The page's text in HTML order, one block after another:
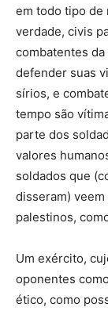
em todo tipo de
verdade, civis
combatentes
defender suas
sírios, e
tempo são
parte dos
valores
soldados que
disseram)
palestinos,
Um exército,
oponentes
ético, como